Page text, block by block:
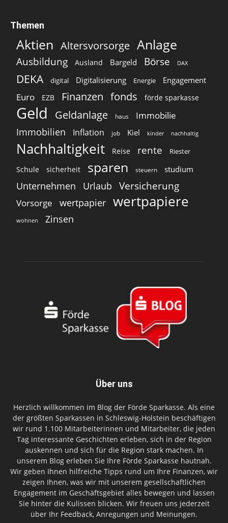
Themen
Aktien Altersvorsorge Anlage
Ausbildung Ausland Bargeld Börse DAX
DEKA digital Digitalisierung Energie Engagement
Euro EZB Finanzen fonds förde sparkasse
Geld Geldanlage haus Immobilie
Immobilien Inflation job Kiel kinder nachhaltig
Nachhaltigkeit Reise rente Riester
Schule sicherheit sparen steuern studium
Unternehmen Urlaub Versicherung
Vorsorge wertpapier wertpapiere
wohnen Zinsen
Über uns
Herzlich willkommen im Blog der Förde Sparkasse. Als eine
der größten Sparkassen in Schleswig-Holstein beschäftigen
wir rund 1.100 Mitarbeiterinnen und Mitarbeiter, die jeden
Tag interessante Geschichten erleben, sich in der Region
auskennen und sich für die Region stark machen. In
unserem Blog erleben Sie Ihre Förde Sparkasse hautnah.
Wir geben Ihnen hilfreiche Tipps rund um Ihre Finanzen, wir
zeigen Ihnen, was wir mit unserem gesellschaftlichen
Engagement im Geschäftsgebiet alles bewegen und lassen
Sie hinter die Kulissen blicken. Wir freuen uns jederzeit
über Ihr Feedback, Anregungen und Meinungen.